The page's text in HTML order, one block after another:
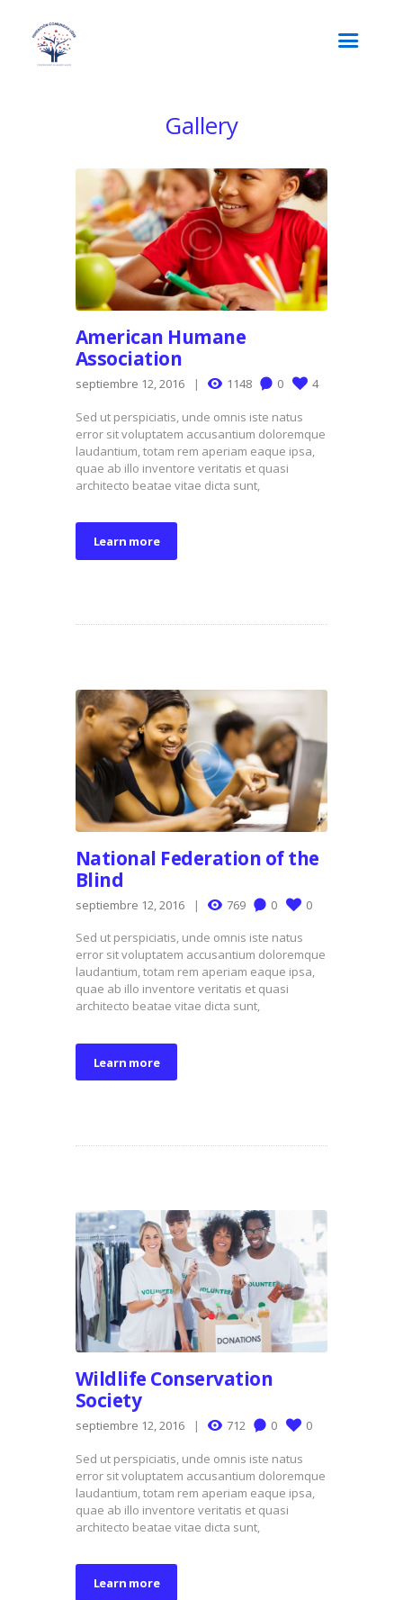
Gallery
American Humane
Association
septiembre 12, 2016 1148 0 4
Sed ut perspiciatis, unde omnis iste natus
error sit voluptatem accusantium doloremque
laudantium, totam rem aperiam eaque ipsa,
quae ab illo inventore veritatis et quasi
architecto beatae vitae dicta sunt,
Learn more
National Federation of the
Blind
septiembre 12, 2016 769 0 0
Sed ut perspiciatis, unde omnis iste natus
error sit voluptatem accusantium doloremque
laudantium, totam rem aperiam eaque ipsa,
quae ab illo inventore veritatis et quasi
architecto beatae vitae dicta sunt,
Learn more
Wildlife Conservation
Society
septiembre 12, 2016 712 0 0
Sed ut perspiciatis, unde omnis iste natus
error sit voluptatem accusantium doloremque
laudantium, totam rem aperiam eaque ipsa,
quae ab illo inventore veritatis et quasi
architecto beatae vitae dicta sunt,
Learn more